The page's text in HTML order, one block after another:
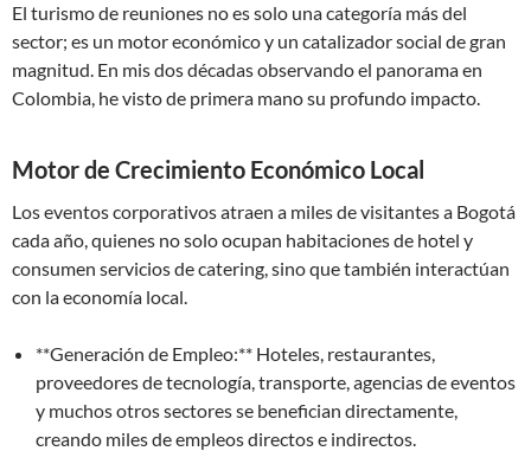
El turismo de reuniones no es solo una categoría más del
sector; es un motor económico y un catalizador social de gran
magnitud. En mis dos décadas observando el panorama en
Colombia, he visto de primera mano su profundo impacto.
Motor de Crecimiento Económico Local
Los eventos corporativos atraen a miles de visitantes a Bogotá
cada año, quienes no solo ocupan habitaciones de hotel y
consumen servicios de catering, sino que también interactúan
con la economía local.
**Generación de Empleo:** Hoteles, restaurantes,
proveedores de tecnología, transporte, agencias de eventos
y muchos otros sectores se benefician directamente,
creando miles de empleos directos e indirectos.